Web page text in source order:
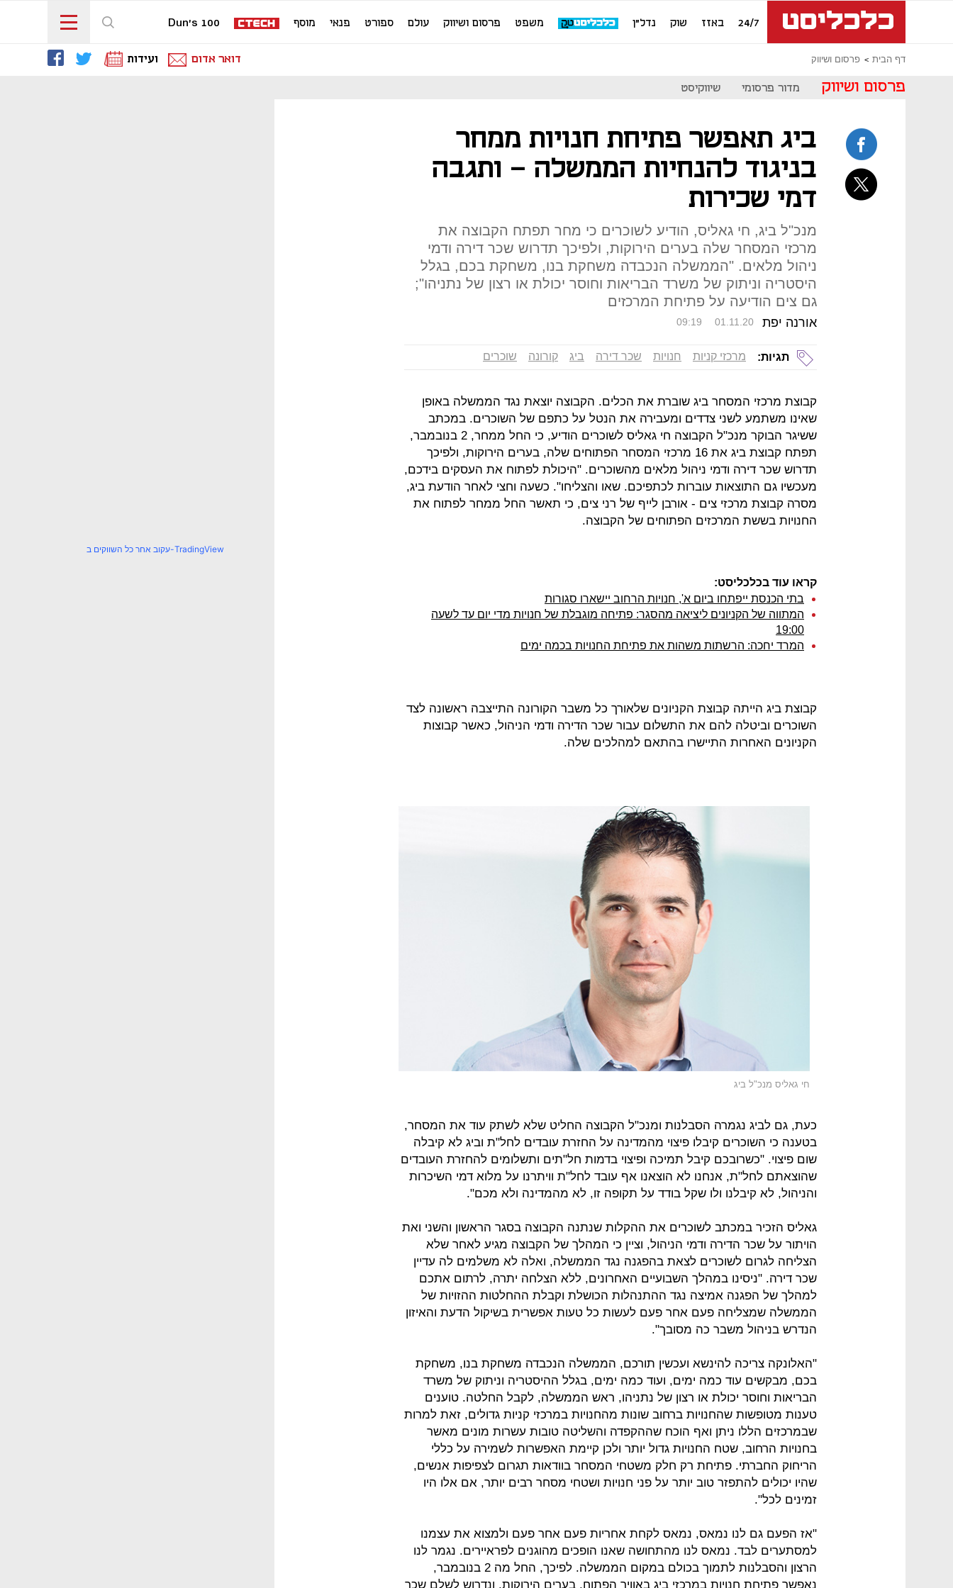
24/7 באזז שוק נדל"ן משפט פרסום ושיווק עולם ספורט פנאי מוסף Dun's 100
דף הבית פרסום ושיווק דואר אדום ועידות
פרסום ושיווק מדור פרסומי שיווקיסט
ביג תאפשר פתיחת חנויות ממחר
בניגוד להנחיות הממשלה - ותגבה
דמי שכירות
מנכ"ל ביג, חי גאליס, הודיע לשוכרים כי מחר תפתח הקבוצה את
מרכזי המסחר שלה בערים הירוקות, ולפיכך תדרוש שכר דירה ודמי
ניהול מלאים. "הממשלה הנכבדה משחקת בנו, משחקת בכם, בגלל
היסטריה וניתוק של משרד הבריאות וחוסר יכולת או רצון של נתניהו";
גם צים הודיעה על פתיחת המרכזים
אורנה יפת 09:19 01.11.20
תגיות: מרכזי קניות חנויות שכר דירה ביג קורונה שוכרים
קבוצת מרכזי המסחר ביג שוברת את הכלים. הקבוצה יוצאת נגד הממשלה באופן
שאינו משתמע לשני צדדים ומעבירה את הנטל על כתפם של השוכרים. במכתב
ששיגר הבוקר מנכ"ל הקבוצה חי גאליס לשוכרים הודיע, כי החל ממחר, 2 בנובמבר,
תפתח קבוצת ביג את 16 מרכזי המסחר הפתוחים שלה, בערים הירוקות, ולפיכך
תדרוש שכר דירה ודמי ניהול מלאים מהשוכרים. "היכולת לפתוח את העסקים בידכם,
מעכשיו גם התוצאות עוברות לכתפיכם. שאו והצליחו". כשעה וחצי לאחר הודעת ביג,
מסרה קבוצת מרכזי צים - אורבן לייף של רני צים, כי תאשר החל ממחר לפתוח את
החנויות בששת המרכזים הפתוחים של הקבוצה.
קראו עוד בכלכליסט:
בתי הכנסת ייפתחו ביום א', חנויות הרחוב יישארו סגורות
המתווה של הקניונים ליציאה מהסגר: פתיחה מוגבלת של חנויות מדי יום עד לשעה
19:00
המרד יחכה: הרשתות משהות את פתיחת החנויות בכמה ימים
קבוצת ביג הייתה קבוצת הקניונים שלאורך כל משבר הקורונה התייצבה ראשונה לצד
השוכרים וביטלה להם את התשלום עבור שכר הדירה ודמי הניהול, כאשר קבוצות
הקניונים האחרות התיישרו בהתאם למהלכים שלה.
חי גאליס מנכ"ל ביג
כעת, גם לביג נגמרה הסבלנות ומנכ"ל הקבוצה החליט שלא לשתק עוד את המסחר,
בטענה כי השוכרים קיבלו פיצוי מהמדינה על החזרת עובדים לחל"ת וביג לא קיבלה
שום פיצוי. "כשרובכם קיבל תמיכה ופיצוי בדמות חל"תים ותשלומים להחזרת העובדים
שהוצאתם לחל"ת, אנחנו לא הוצאנו אף עובד לחל"ת וויתרנו על מלוא דמי השיכרות
והניהול, לא קיבלנו ולו שקל בודד על תקופה זו, לא מהמדינה ולא מכם".
גאליס הזכיר במכתב לשוכרים את ההקלות שנתנה הקבוצה בסגר הראשון והשני ואת
הויתור על שכר הדירה ודמי הניהול, וציין כי המהלך של הקבוצה מגיע לאחר שלא
הצליחה לגרום לשוכרים לצאת בהפגנה נגד הממשלה, ואלה לא משלמים לה עדיין
שכר דירה. "ניסינו במהלך השבועיים האחרונים, ללא הצלחה יתרה, לרתום אתכם
למהלך של הפגנה אמיצה נגד ההתנהלות הכושלת וקבלת ההחלטות ההזויות של
הממשלה שמצליחה פעם אחר פעם לעשות כל טעות אפשרית בשיקול הדעת והאיזון
הנדרש בניהול משבר כה מסובך".
"האלונקה צריכה להינשא ועכשין תורכם, הממשלה הנכבדה משחקת בנו, משחקת
בכם, מבקשים עוד כמה ימים, ועוד כמה ימים, בגלל ההיסטריה וניתוק של משרד
הבריאות וחוסר יכולת או רצון של נתניהו, ראש הממשלה, לקבל החלטה. טוענים
טענות מטופשות שהחנויות ברחוב שונות מהחנויות במרכזי קניות גדולים, זאת למרות
שבמרכזים הללו ניתן ואף הוכח שההקפדה והשליטה טובות עשרות מונים מאשר
בחנויות הרחוב, שטח החנויות גדול יותר ולכן קיימת האפשרות לשמירה על כללי
הריחוק החברתי. פתיחת רק חלק משטחי המסחר בוודאות תגרום לצפיפות אנשים,
שהיו יכולים להתפזר טוב יותר על פני חנויות ושטחי מסחר רבים יותר, אם אלו היו
זמינים לכל".
"אז הפעם גם לנו נמאס, נמאס לקחת אחריות פעם אחר פעם ולמצוא את עצמנו
למסתערים לבד. נמאס לנו מהתחושה שאנו הופכים מהוגנים לפראיירים. נגמר לנו
הרצון והסבלנות לתמוך בכולם במקום הממשלה. לפיכך, החל מה 2 בנובמבר,
נאפשר פתיחת חנויות במרכזי ביג באוויר הפתוח, בערים הירוקות, ונדרוש לשלם שכר
עקוב אחר כל השווקים ב-TradingView